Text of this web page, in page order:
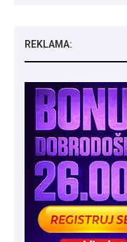
REKLAMA: